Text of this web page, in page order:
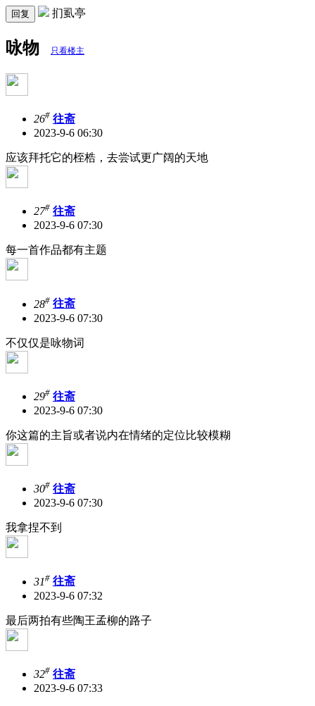
回复 扪虱亭
咏物 只看楼主
26# 往斋
2023-9-6 06:30
应该拜托它的桎梏，去尝试更广阔的天地
27# 往斋
2023-9-6 07:30
每一首作品都有主题
28# 往斋
2023-9-6 07:30
不仅仅是咏物词
29# 往斋
2023-9-6 07:30
你这篇的主旨或者说内在情绪的定位比较模糊
30# 往斋
2023-9-6 07:30
我拿捏不到
31# 往斋
2023-9-6 07:32
最后两拍有些陶王孟柳的路子
32# 往斋
2023-9-6 07:33